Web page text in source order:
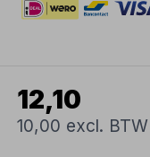
12,10
10,00 excl. BTW